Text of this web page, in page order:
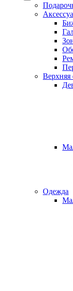
Верхняя
Одежда